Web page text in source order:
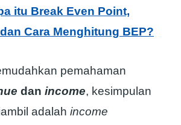
itu Break Even Point,
Cara Menghitung BEP?
pemahaman
dan income, kesimpulan
adalah income